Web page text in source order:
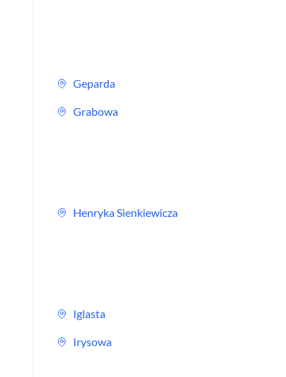
Geparda
Grabowa
Henryka Sienkiewicza
Iglasta
Irysowa